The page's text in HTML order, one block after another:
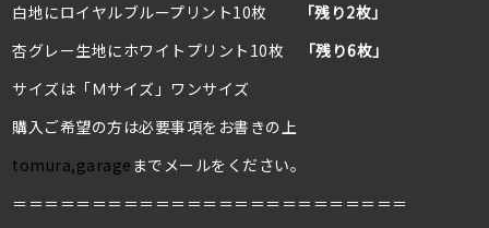
白地にロイヤルブループリント10枚
「残り2枚」
杏グレー生地にホワイトプリント10枚
「残り6枚」
サイズは「Ｍサイズ」ワンサイズ
購入ご希望の方は必要事項をお書きの上
tomura,garage までメールをください。
＝＝＝＝＝＝＝＝＝＝＝＝＝＝＝＝＝＝＝＝＝＝＝＝＝